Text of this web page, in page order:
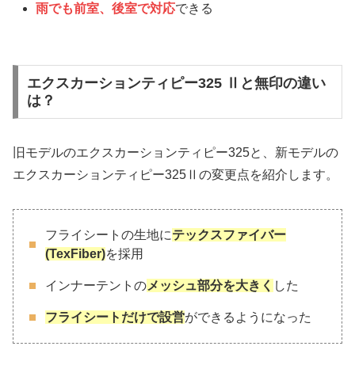
雨でも前室、後室で対応できる
エクスカーションティピー325 Ⅱと無印の違い
は？
旧モデルのエクスカーションティピー325と、新モデルの
エクスカーションティピー325Ⅱの変更点を紹介します。
フライシートの生地にテックスファイバー
(TexFiber)を採用
インナーテントのメッシュ部分を大きく した
フライシートだけで設営ができるようになった